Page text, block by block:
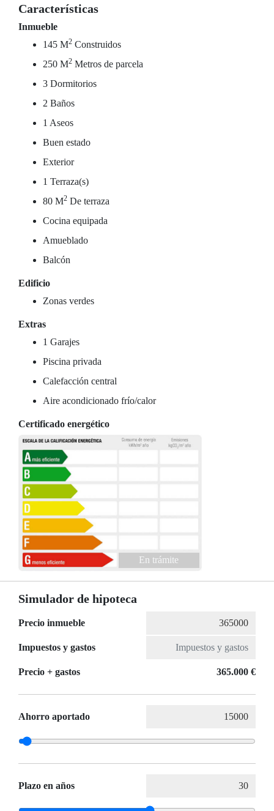
Características
Inmueble
145 M2 Construidos
250 M2 Metros de parcela
3 Dormitorios
2 Baños
1 Aseos
Buen estado
Exterior
1 Terraza(s)
80 M2 De terraza
Cocina equipada
Amueblado
Balcón
Edificio
Zonas verdes
Extras
1 Garajes
Piscina privada
Calefacción central
Aire acondicionado frío/calor
Certificado energético
En trámite
Simulador de hipoteca
Precio inmueble
Impuestos y gastos
Precio + gastos 365.000 €
Ahorro aportado
Plazo en años